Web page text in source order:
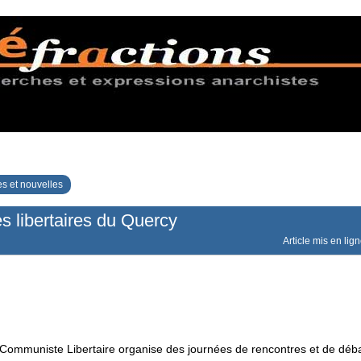
et nouvelles
libertaires du Quercy
Article mis en
Libertaire organise des journées de rencontres et de